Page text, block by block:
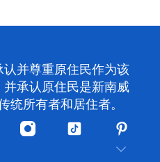
并尊重原住民作为该
承认原住民是新南威
统所有者和居住者。
Instagram
抖